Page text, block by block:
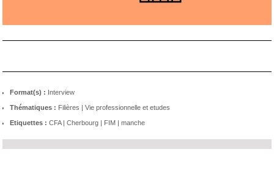
Format(s) : Interview
Thématiques : Filières | Vie professionnelle et etudes
Etiquettes : CFA| Cherbourg | FIM | manche